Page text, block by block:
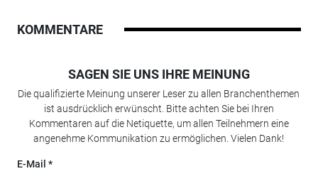
KOMMENTARE
SAGEN SIE UNS IHRE MEINUNG
Die qualifizierte Meinung unserer Leser zu allen Branchenthemen
ist ausdrücklich erwünscht. Bitte achten Sie bei Ihren
Kommentaren auf die Netiquette, um allen Teilnehmern eine
angenehme Kommunikation zu ermöglichen. Vielen Dank!
E-Mail